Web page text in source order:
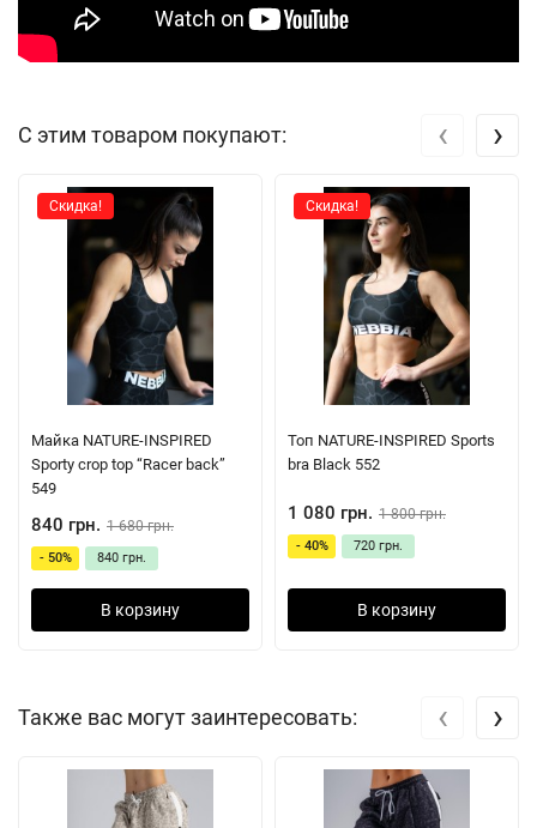
С этим товаром покупают:
Скидка!
Майка NATURE-INSPIRED
Sporty crop top “Racer back”
549
840 грн. 1 680 грн.
- 50% 840 грн.
В корзину
Скидка!
Топ NATURE-INSPIRED Sports
bra Black 552
1 080 грн. 1 800 грн.
- 40% 720 грн.
В корзину
‹ ›
Также вас могут заинтересовать: ‹ ›